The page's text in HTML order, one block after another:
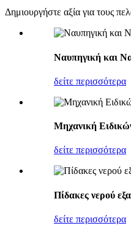
Δημιουργήστε αξία για τους
Ναυπηγική και
δείτε περισσότερα
Μηχανική
δείτε περισσότερα
Πίδακες νερού
δείτε περισσότερα